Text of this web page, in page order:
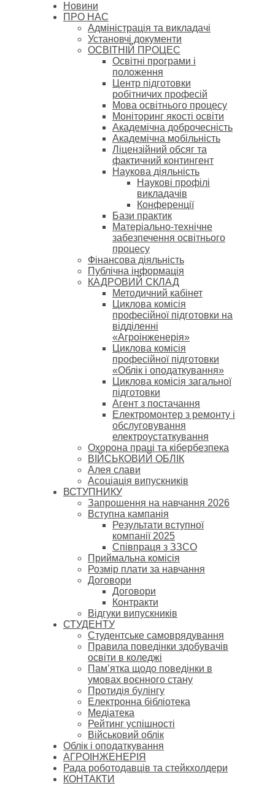
Новини
ПРО НАС
Адміністрація та викладачі
Установчі документи
ОСВІТНІЙ ПРОЦЕС
Освітні програми і
положення
Центр підготовки
робітничих професій
Мова освітнього процесу
Моніторинг якості освіти
Академічна доброчесність
Академічна мобільність
Ліцензійний обсяг та
фактичний контингент
Наукова діяльність
Наукові профілі
викладачів
Конференції
Бази практик
Матеріально-технічне
забезпечення освітнього
процесу
Фінансова діяльність
Публічна інформація
КАДРОВИЙ СКЛАД
Методичний кабінет
Циклова комісія
професійної підготовки на
відділенні
«Агроінженерія»
Циклова комісія
професійної підготовки
«Облік і оподаткування»
Циклова комісія загальної
підготовки
Агент з постачання
Електромонтер з ремонту і
обслуговування
електроустаткування
Охорона праці та кібербезпека
ВІЙСЬКОВИЙ ОБЛІК
Алея слави
Асоціація випускників
ВСТУПНИКУ
Запрошення на навчання 2026
Вступна кампанія
Результати вступної
компанії 2025
Співпраця з ЗЗСО
Приймальна комісія
Розмір плати за навчання
Договори
Договори
Контракти
Відгуки випускників
СТУДЕНТУ
Cтудентське самоврядування
Правила поведінки здобувачів
освіти в коледжі
Пам’ятка щодо поведінки в
умовах воєнного стану
Протидія булінгу
Електронна бібліотека
Медіатека
Рейтинг успішності
Військовий облік
Облік і оподаткування
АГРОІНЖЕНЕРІЯ
Рада роботодавців та стейкхолдери
КОНТАКТИ